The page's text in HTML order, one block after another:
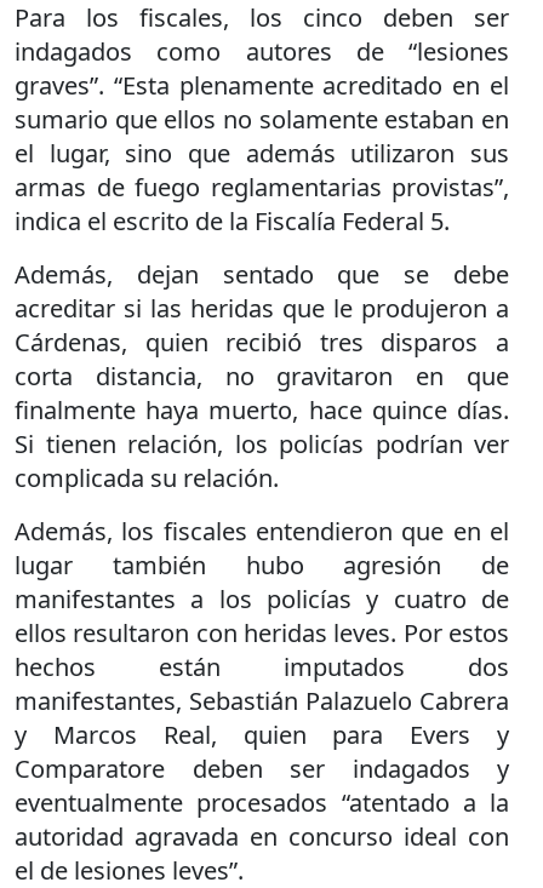
Para los fiscales, los cinco deben ser
indagados como autores de “lesiones
graves”. “Esta plenamente acreditado en el
sumario que ellos no solamente estaban en
el lugar, sino que además utilizaron sus
armas de fuego reglamentarias provistas”,
indica el escrito de la Fiscalía Federal 5.
Además, dejan sentado que se debe
acreditar si las heridas que le produjeron a
Cárdenas, quien recibió tres disparos a
corta distancia, no gravitaron en que
finalmente haya muerto, hace quince días.
Si tienen relación, los policías podrían ver
complicada su relación.
Además, los fiscales entendieron que en el
lugar también hubo agresión de
manifestantes a los policías y cuatro de
ellos resultaron con heridas leves. Por estos
hechos están imputados dos
manifestantes, Sebastián Palazuelo Cabrera
y Marcos Real, quien para Evers y
Comparatore deben ser indagados y
eventualmente procesados “atentado a la
autoridad agravada en concurso ideal con
el de lesiones leves”.